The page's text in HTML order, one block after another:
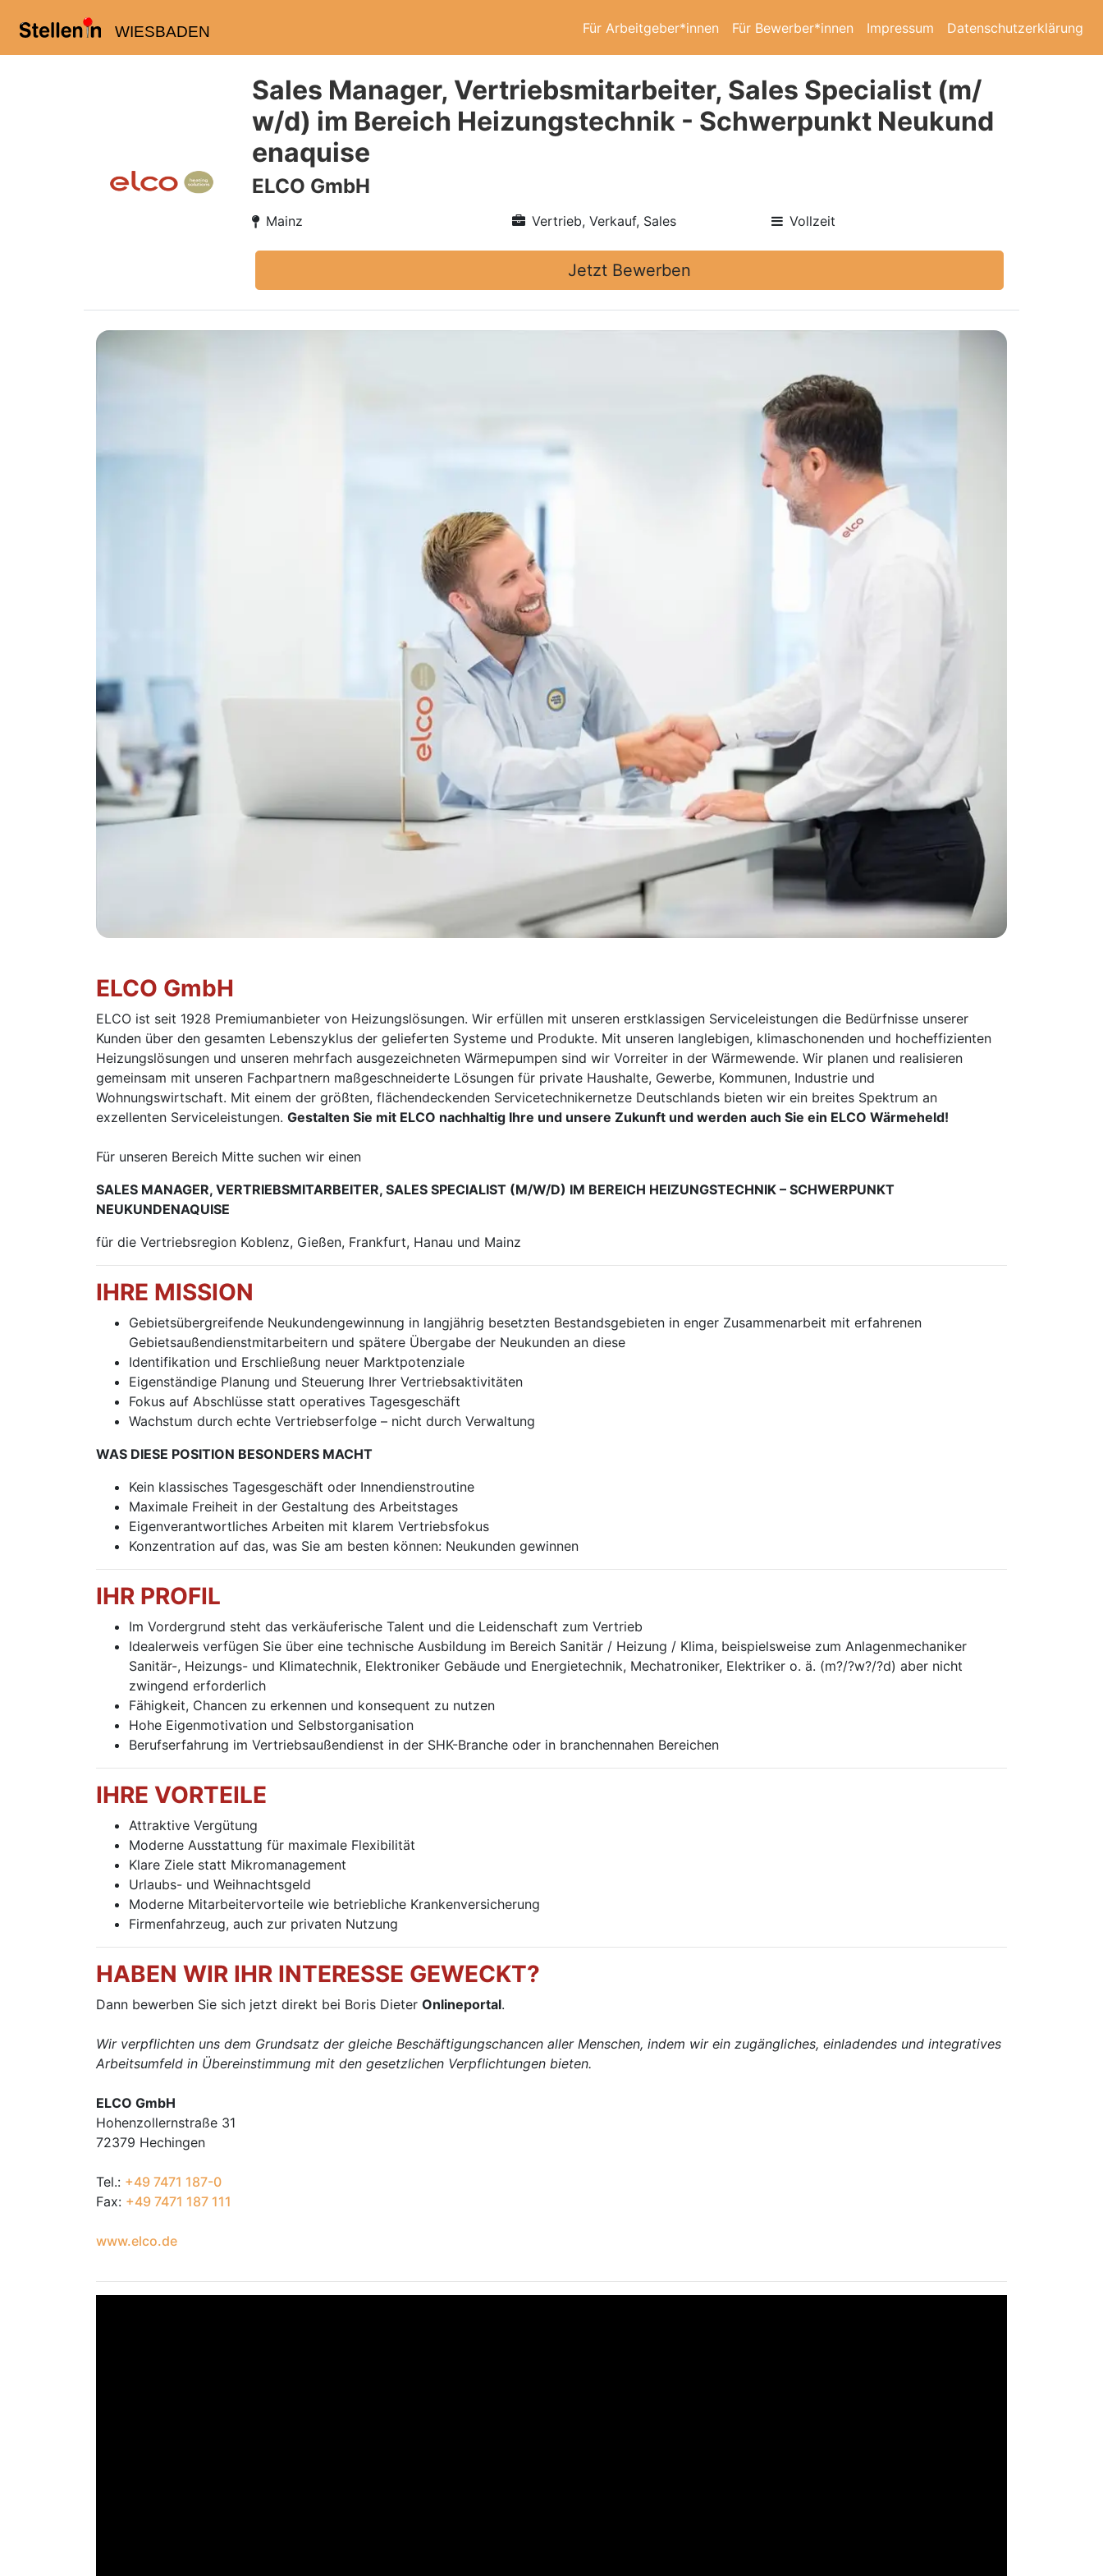
WIESBADEN Für Arbeitgeber*innen Für Bewerber*innen Impressum Datenschutzerklärung
Sales Manager, Vertriebsmitarbeiter, Sales Specialist (m/
w/d) im Bereich Heizungstechnik - Schwerpunkt Neukund
enaquise
ELCO GmbH
Mainz Vertrieb, Verkauf, Sales Vollzeit
Jetzt Bewerben
ELCO GmbH
ELCO ist seit 1928 Premiumanbieter von Heizungslösungen. Wir erfüllen mit unseren erstklassigen Serviceleistungen die Bedürfnisse unserer
Kunden über den gesamten Lebenszyklus der gelieferten Systeme und Produkte. Mit unseren langlebigen, klimaschonenden und hocheffizienten
Heizungslösungen und unseren mehrfach ausgezeichneten Wärmepumpen sind wir Vorreiter in der Wärmewende. Wir planen und realisieren
gemeinsam mit unseren Fachpartnern maßgeschneiderte Lösungen für private Haushalte, Gewerbe, Kommunen, Industrie und
Wohnungswirtschaft. Mit einem der größten, flächendeckenden Servicetechnikernetze Deutschlands bieten wir ein breites Spektrum an
exzellenten Serviceleistungen. Gestalten Sie mit ELCO nachhaltig Ihre und unsere Zukunft und werden auch Sie ein ELCO Wärmeheld!
Für unseren Bereich Mitte suchen wir einen
SALES MANAGER, VERTRIEBSMITARBEITER, SALES SPECIALIST (M/W/D) IM BEREICH HEIZUNGSTECHNIK – SCHWERPUNKT
NEUKUNDENAQUISE
für die Vertriebsregion Koblenz, Gießen, Frankfurt, Hanau und Mainz
IHRE MISSION
Gebietsübergreifende Neukundengewinnung in langjährig besetzten Bestandsgebieten in enger Zusammenarbeit mit erfahrenen
Gebietsaußendienstmitarbeitern und spätere Übergabe der Neukunden an diese
Identifikation und Erschließung neuer Marktpotenziale
Eigenständige Planung und Steuerung Ihrer Vertriebsaktivitäten
Fokus auf Abschlüsse statt operatives Tagesgeschäft
Wachstum durch echte Vertriebserfolge – nicht durch Verwaltung
WAS DIESE POSITION BESONDERS MACHT
Kein klassisches Tagesgeschäft oder Innendienstroutine
Maximale Freiheit in der Gestaltung des Arbeitstages
Eigenverantwortliches Arbeiten mit klarem Vertriebsfokus
Konzentration auf das, was Sie am besten können: Neukunden gewinnen
IHR PROFIL
Im Vordergrund steht das verkäuferische Talent und die Leidenschaft zum Vertrieb
Idealerweis verfügen Sie über eine technische Ausbildung im Bereich Sanitär / Heizung / Klima, beispielsweise zum Anlagenmechaniker
Sanitär-, Heizungs- und Klimatechnik, Elektroniker Gebäude und Energietechnik, Mechatroniker, Elektriker o. ä. (m?/?w?/?d) aber nicht
zwingend erforderlich
Fähigkeit, Chancen zu erkennen und konsequent zu nutzen
Hohe Eigenmotivation und Selbstorganisation
Berufserfahrung im Vertriebsaußendienst in der SHK-Branche oder in branchennahen Bereichen
IHRE VORTEILE
Attraktive Vergütung
Moderne Ausstattung für maximale Flexibilität
Klare Ziele statt Mikromanagement
Urlaubs- und Weihnachtsgeld
Moderne Mitarbeitervorteile wie betriebliche Krankenversicherung
Firmenfahrzeug, auch zur privaten Nutzung
HABEN WIR IHR INTERESSE GEWECKT?
Dann bewerben Sie sich jetzt direkt bei Boris Dieter Onlineportal.
Wir verpflichten uns dem Grundsatz der gleiche Beschäftigungschancen aller Menschen, indem wir ein zugängliches, einladendes und integratives
Arbeitsumfeld in Übereinstimmung mit den gesetzlichen Verpflichtungen bieten.
ELCO GmbH
Hohenzollernstraße 31
72379 Hechingen
Tel.: +49 7471 187-0
Fax: +49 7471 187 111
www.elco.de